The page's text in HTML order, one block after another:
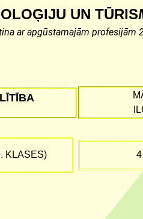
UN TŪRIS
ar apgūstamajām profesijām
KLASES) 4